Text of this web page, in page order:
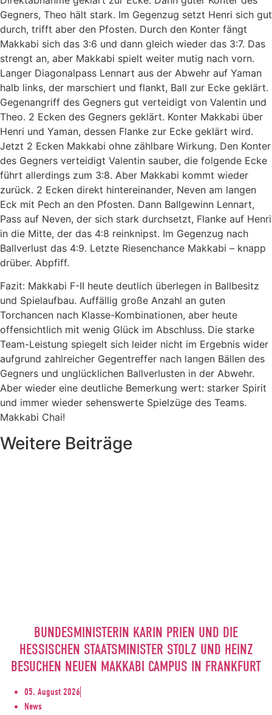
Gegners, Theo hält stark. Im Gegenzug setzt Henri sich gut
durch, trifft aber den Pfosten. Durch den Konter fängt
Makkabi sich das 3:6 und dann gleich wieder das 3:7. Das
strengt an, aber Makkabi spielt weiter mutig nach vorn.
Langer Diagonalpass Lennart aus der Abwehr auf Yaman
halb links, der marschiert und flankt, Ball zur Ecke geklärt.
Gegenangriff des Gegners gut verteidigt von Valentin und
Theo. 2 Ecken des Gegners geklärt. Konter Makkabi über
Henri und Yaman, dessen Flanke zur Ecke geklärt wird.
Jetzt 2 Ecken Makkabi ohne zählbare Wirkung. Den Konter
des Gegners verteidigt Valentin sauber, die folgende Ecke
führt allerdings zum 3:8. Aber Makkabi kommt wieder
zurück. 2 Ecken direkt hintereinander, Neven am langen
Eck mit Pech an den Pfosten. Dann Ballgewinn Lennart,
Pass auf Neven, der sich stark durchsetzt, Flanke auf Henri
in die Mitte, der das 4:8 reinknipst. Im Gegenzug nach
Ballverlust das 4:9. Letzte Riesenchance Makkabi – knapp
drüber. Abpfiff.
Fazit: Makkabi F-II heute deutlich überlegen in Ballbesitz
und Spielaufbau. Auffällig große Anzahl an guten
Torchancen nach Klasse-Kombinationen, aber heute
offensichtlich mit wenig Glück im Abschluss. Die starke
Team-Leistung spiegelt sich leider nicht im Ergebnis wider
aufgrund zahlreicher Gegentreffer nach langen Bällen des
Gegners und unglücklichen Ballverlusten in der Abwehr.
Aber wieder eine deutliche Bemerkung wert: starker Spirit
und immer wieder sehenswerte Spielzüge des Teams.
Makkabi Chai!
Weitere Beiträge
BUNDESMINISTERIN KARIN PRIEN UND DIE
HESSISCHEN STAATSMINISTER STOLZ UND HEINZ
BESUCHEN NEUEN MAKKABI CAMPUS IN FRANKFURT
05. August 2026
News